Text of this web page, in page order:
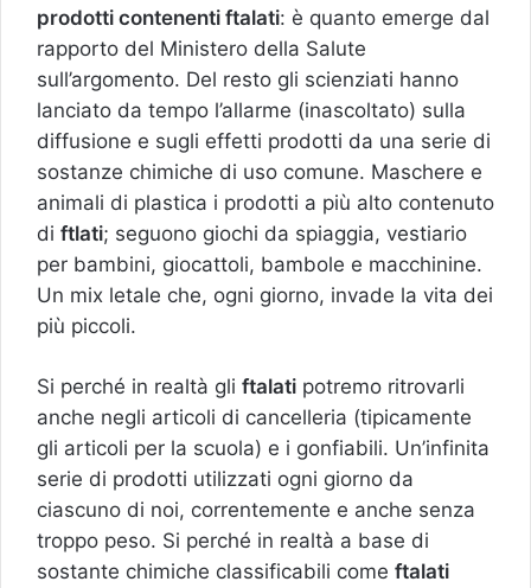
prodotti contenenti ftalati: è quanto emerge dal
rapporto del Ministero della Salute
sull’argomento. Del resto gli scienziati hanno
lanciato da tempo l’allarme (inascoltato) sulla
diffusione e sugli effetti prodotti da una serie di
sostanze chimiche di uso comune. Maschere e
animali di plastica i prodotti a più alto contenuto
di ftlati; seguono giochi da spiaggia, vestiario
per bambini, giocattoli, bambole e macchinine.
Un mix letale che, ogni giorno, invade la vita dei
più piccoli.
Si perché in realtà gli ftalati potremo ritrovarli
anche negli articoli di cancelleria (tipicamente
gli articoli per la scuola) e i gonfiabili. Un’infinita
serie di prodotti utilizzati ogni giorno da
ciascuno di noi, correntemente e anche senza
troppo peso. Si perché in realtà a base di
sostante chimiche classificabili come ftalati